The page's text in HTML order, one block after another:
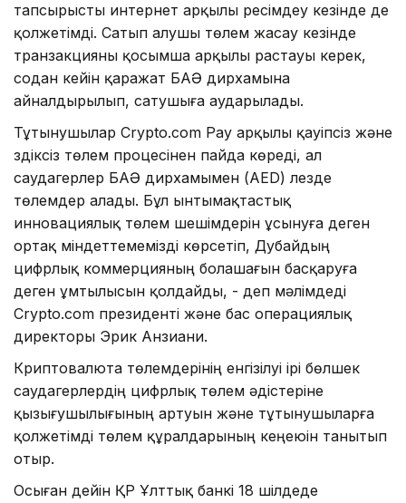
тапсырысты интернет арқылы ресімдеу кезінде де
қолжетімді. Сатып алушы төлем жасау кезінде
транзакцияны қосымша арқылы растауы керек,
содан кейін қаражат БАӘ дирхамына
айналдырылып, сатушыға аударылады.
Тұтынушылар Crypto.com Pay арқылы қауіпсіз және
үздіксіз төлем процесінен пайда көреді, ал
саудагерлер БАӘ дирхамымен (AED) лезде
төлемдер алады. Бұл ынтымақтастық
инновациялық төлем шешімдерін ұсынуға деген
ортақ міндеттемемізді көрсетіп, Дубайдың
цифрлық коммерцияның болашағын басқаруға
деген ұмтылысын қолдайды, - деп мәлімдеді
Crypto.com президенті және бас операциялық
директоры Эрик Анзиани.
Криптовалюта төлемдерінің енгізілуі ірі бөлшек
саудагерлердің цифрлық төлем әдістеріне
қызығушылығының артуын және тұтынушыларға
қолжетімді төлем құралдарының кеңеюін танытып
отыр.
Осыған дейін ҚР Ұлттық банкі 18 шілдеде